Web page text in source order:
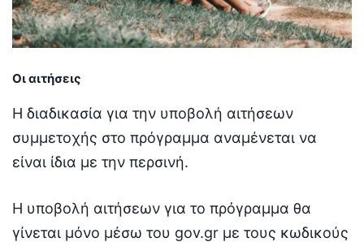
Οι αιτήσεις
Η διαδικασία για την υποβολή αιτήσεων
συμμετοχής στο πρόγραμμα αναμένεται να
είναι ίδια με την περσινή.
Η υποβολή αιτήσεων για το πρόγραμμα θα
γίνεται μόνο μέσω του gov.gr με τους κωδικούς